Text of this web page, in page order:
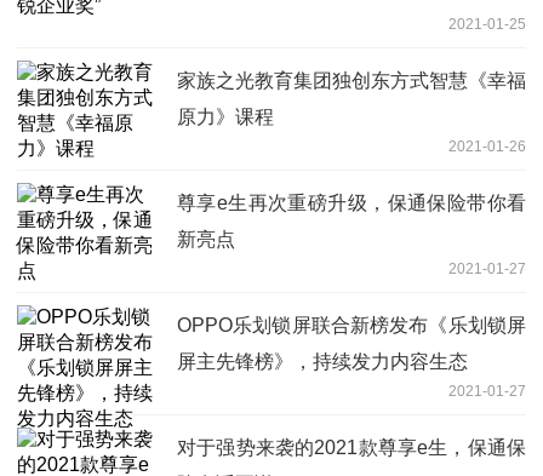
2021-01-25
家族之光教育集团独创东方式智慧《幸福
原力》课程
2021-01-26
尊享e生再次重磅升级，保通保险带你看
新亮点
2021-01-27
OPPO乐划锁屏联合新榜发布《乐划锁屏
屏主先锋榜》，持续发力内容生态
2021-01-27
对于强势来袭的2021款尊享e生，保通保